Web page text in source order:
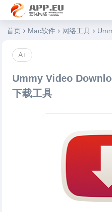
艺优软件乐园
首页 Mac软件 网络工具
Ummy Video
下载工具
A+